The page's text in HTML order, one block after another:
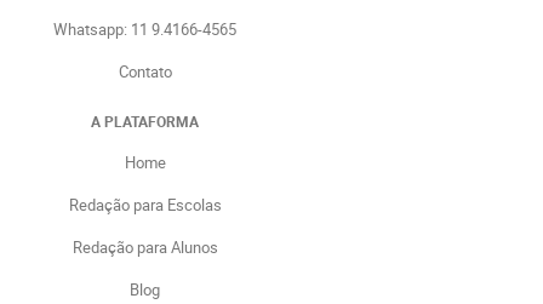
Whatsapp: 11 9.4166-4565
Contato
A PLATAFORMA
Home
Redação para Escolas
Redação para Alunos
Blog